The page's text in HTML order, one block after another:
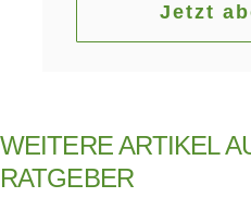
Jetzt
WEITERE ARTIKEL
RATGEBER